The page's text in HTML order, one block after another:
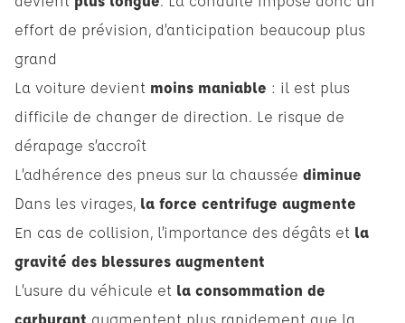
effort de prévision, d’anticipation beaucoup plus
grand
La voiture devient moins maniable : il est plus
difficile de changer de direction. Le risque de
dérapage s’accroît
L’adhérence des pneus sur la chaussée diminue
Dans les virages, la force centrifuge augmente
En cas de collision, l’importance des dégâts et la
gravité des blessures augmentent
L’usure du véhicule et la consommation de
carburant augmentent plus rapidement que la